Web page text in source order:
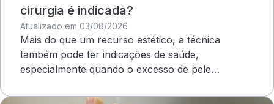
cirurgia é indicada?
Atualizado em 03/08/2026
Mais do que um recurso estético, a técnica
também pode ter indicações de saúde,
especialmente quando o excesso de pele